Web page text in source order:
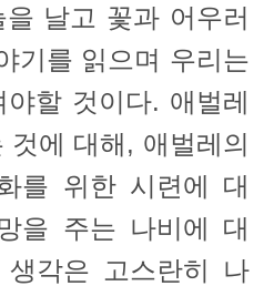
날고 꽃과 어우러
기를 읽으며 우리는
할 것이다. 애벌레
것에 대해, 애벌레의
를 위한 시련에 대
을 주는 나비에 대
각은 고스란히 나